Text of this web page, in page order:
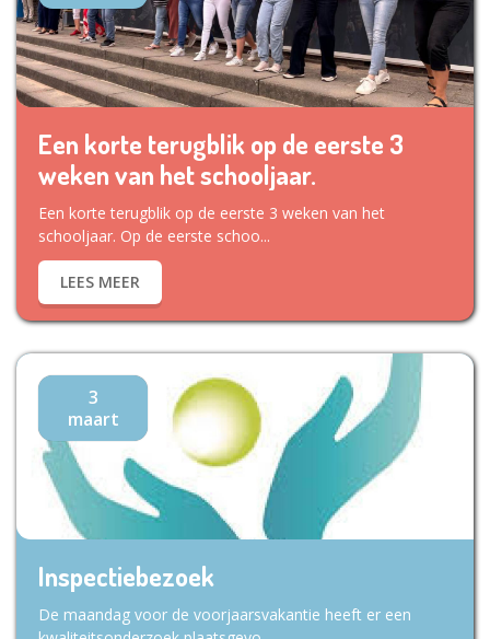
Een korte terugblik op de eerste 3
weken van het schooljaar.
Een korte terugblik op de eerste 3 weken van het
schooljaar. Op de eerste schoo...
LEES MEER
3
maart
Inspectiebezoek
De maandag voor de voorjaarsvakantie heeft er een